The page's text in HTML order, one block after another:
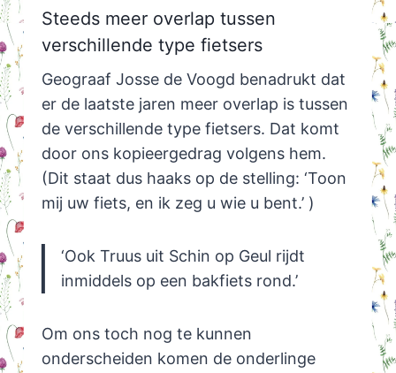
Steeds meer overlap tussen
verschillende type fietsers
Geograaf Josse de Voogd benadrukt dat
er de laatste jaren meer overlap is tussen
de verschillende type fietsers. Dat komt
door ons kopieergedrag volgens hem.
(Dit staat dus haaks op de stelling: ‘Toon
mij uw fiets, en ik zeg u wie u bent.’ )
‘Ook Truus uit Schin op Geul rijdt
inmiddels op een bakfiets rond.’
Om ons toch nog te kunnen
onderscheiden komen de onderlinge